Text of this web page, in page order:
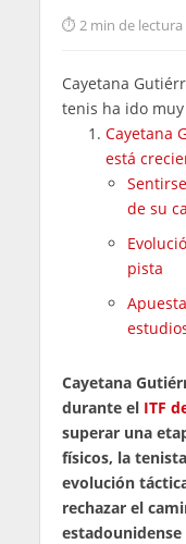
2 min de lectura
Cayetana
tenis ha ido
Cayetana
está
de su
pista
Cayetana
durante el ITF
superar una
físicos, la
evolución
rechazar el